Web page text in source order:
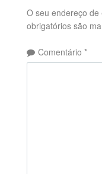
O seu endereço
obrigatórios são
Comentário *